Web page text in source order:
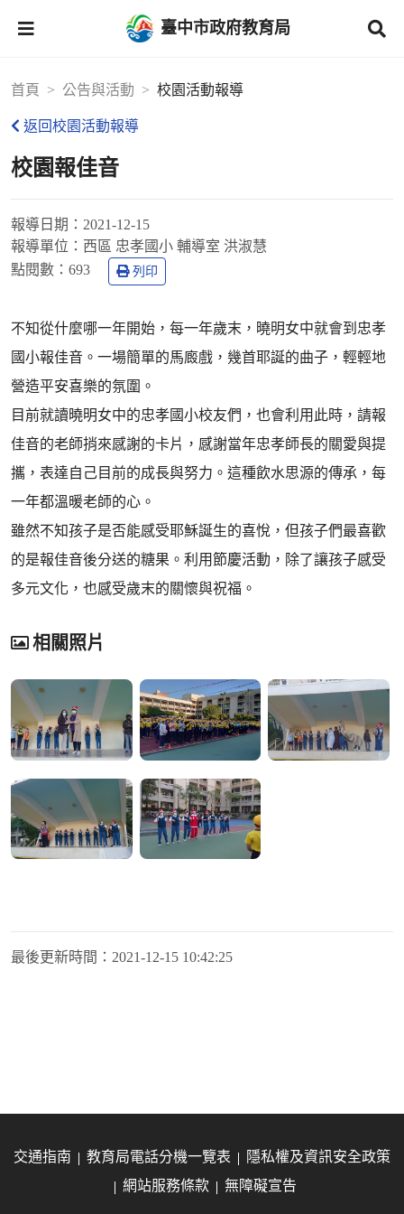
臺中市政府教育局
首頁 公告與活動 校園活動報導
返回校園活動報導
校園報佳音
報導日期： 2021-12-15
報導單位： 西區 忠孝國小 輔導室 洪淑慧
點閱數： 693 列印
不知從什麼哪一年開始，每一年歲末，曉明女中就會到忠孝
國小報佳音。一場簡單的馬廄戲，幾首耶誕的曲子，輕輕地
營造平安喜樂的氛圍。
目前就讀曉明女中的忠孝國小校友們，也會利用此時，請報
佳音的老師捎來感謝的卡片，感謝當年忠孝師長的關愛與提
攜，表達自己目前的成長與努力。這種飲水思源的傳承，每
一年都溫暖老師的心。
雖然不知孩子是否能感受耶穌誕生的喜悅，但孩子們最喜歡
的是報佳音後分送的糖果。利用節慶活動，除了讓孩子感受
多元文化，也感受歲末的關懷與祝福。
相關照片
最後更新時間： 2021-12-15 10:42:25
交通指南 教育局電話分機一覽表
隱私權及資訊安全政策
網站服務條款
無障礙宣告